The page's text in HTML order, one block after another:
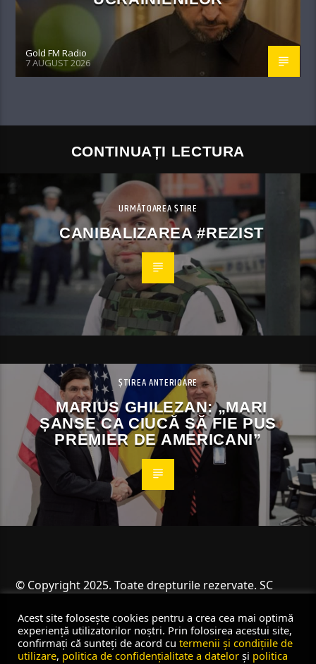
Gold FM Radio
7 AUGUST 2026
CONTINUAȚI LECTURA
URMĂTOAREA ȘTIRE
CANIBALIZAREA #REZIST
ȘTIREA ANTERIOARE
MARIUS GHILEZAN: „MARI
ȘANSE CA CIUCĂ SĂ FIE PUS
PREMIER DE AMERICANI”
© Copyright 2025. Toate drepturile rezervate. SC
Acest site folosește cookies pentru a crea cea mai optimă
experiență utilizatorilor noștri. Prin folosirea acestui site,
confirmați că sunteți de acord cu termenii și condițiile de
utilizare, politica de confidențialitate a datelor și politica